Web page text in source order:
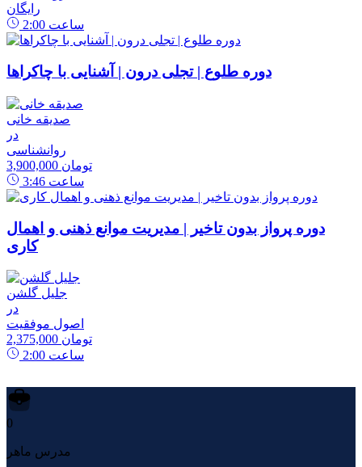
رایگان
2:00 ساعت
دوره طلوع | تجلی درون | آشنایی با چاکراها
صدیقه خانی
در
روانشناسی
3,900,000 تومان
3:46 ساعت
دوره پرواز بدون تاخیر | مدیریت موانع ذهنی و اهمال
کاری
جلیل گلشن
در
اصول موفقیت
2,375,000 تومان
2:00 ساعت
0
مدرس ماهر